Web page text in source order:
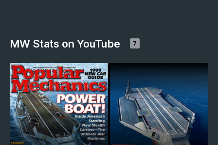
MW Stats on YouTube 7